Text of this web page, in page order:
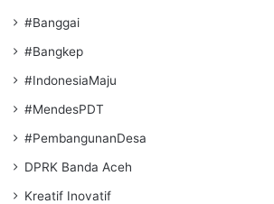
#Banggai
#Bangkep
#IndonesiaMaju
#MendesPDT
#PembangunanDesa
DPRK Banda Aceh
Kreatif Inovatif